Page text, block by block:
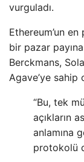
vurguladı.
Ethereum’un
bir pazar
Berckmans,
Agave’ye
“Bu, tek
açıkların
anlamına
protokolü